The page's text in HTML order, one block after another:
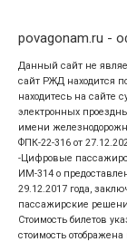
povagonam.ru -
Данный сайт не
сайт РЖД находится
находитесь на сайте
электронных
имени
ФПК-22-316 от
-Цифровые
ИМ-314 о
29.12.2017 года,
пассажирские
Стоимость билетов
стоимость